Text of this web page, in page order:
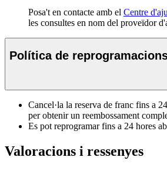
Posa't en contacte amb el Centre
les consultes en nom del proveïdor
Política de
Cancel·la la reserva de franc fins a
per obtenir un reembossament
Es pot reprogramar fins a 24 hores
Valoracions i ressenyes